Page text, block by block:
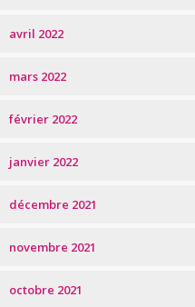
avril 2022
mars 2022
février 2022
janvier 2022
décembre 2021
novembre 2021
octobre 2021